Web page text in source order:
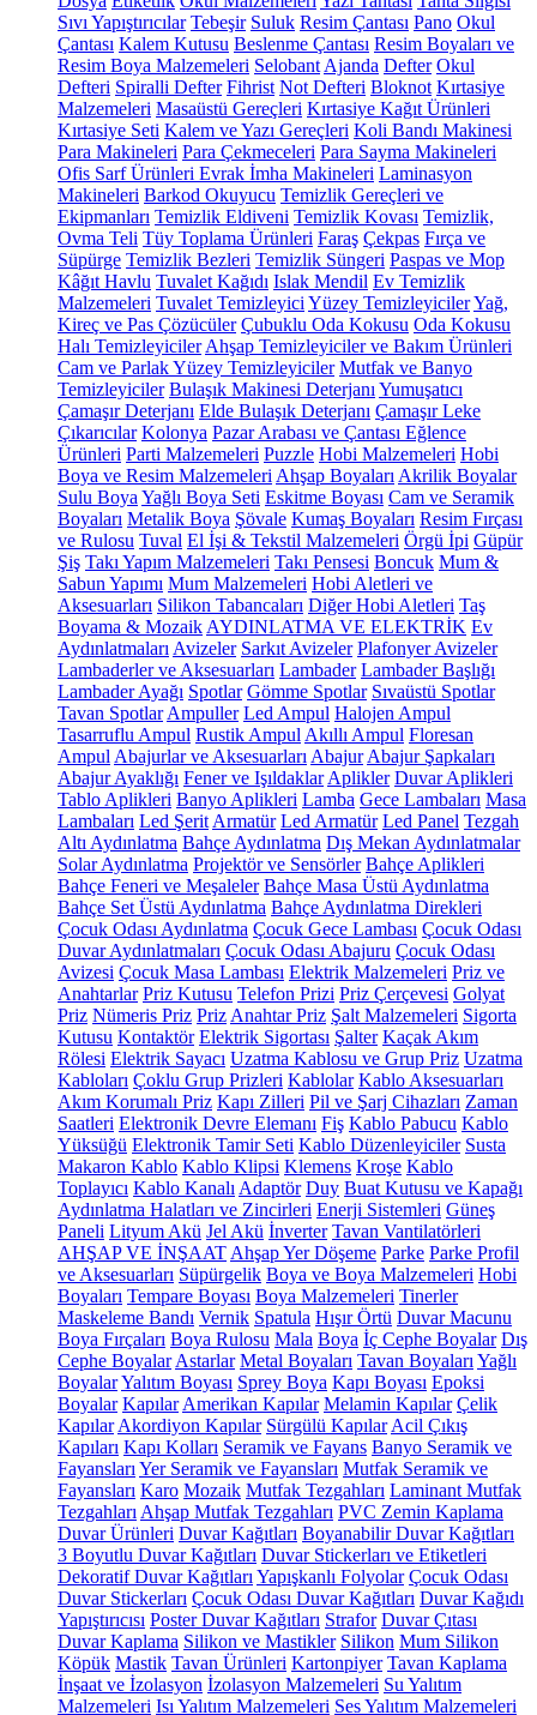
Sıvı Yapıştırıcılar Tebeşir Suluk Resim Çantası Pano Okul
Çantası Kalem Kutusu Beslenme Çantası Resim Boyaları ve
Resim Boya Malzemeleri Selobant Ajanda Defter Okul
Defteri Spiralli Defter Fihrist Not Defteri Bloknot Kırtasiye
Malzemeleri Masaüstü Gereçleri Kırtasiye Kağıt Ürünleri
Kırtasiye Seti Kalem ve Yazı Gereçleri Koli Bandı Makinesi
Para Makineleri Para Çekmeceleri Para Sayma Makineleri
Ofis Sarf Ürünleri Evrak İmha Makineleri Laminasyon
Makineleri Barkod Okuyucu Temizlik Gereçleri ve
Ekipmanları Temizlik Eldiveni Temizlik Kovası Temizlik,
Ovma Teli Tüy Toplama Ürünleri Faraş Çekpas Fırça ve
Süpürge Temizlik Bezleri Temizlik Süngeri Paspas ve Mop
Kâğıt Havlu Tuvalet Kağıdı Islak Mendil Ev Temizlik
Malzemeleri Tuvalet Temizleyici Yüzey TemizleyicilerYağ,
Kireç ve Pas Çözücüler Çubuklu Oda Kokusu Oda Kokusu
Halı Temizleyiciler Ahşap Temizleyiciler ve Bakım Ürünleri
Cam ve Parlak Yüzey Temizleyiciler Mutfak ve Banyo
Temizleyiciler Bulaşık Makinesi Deterjanı Yumuşatıcı
Çamaşır Deterjanı Elde Bulaşık Deterjanı Çamaşır Leke
Çıkarıcılar Kolonya Pazar Arabası ve Çantası Eğlence
Ürünleri Parti Malzemeleri Puzzle Hobi Malzemeleri Hobi
Boya ve Resim Malzemeleri Ahşap Boyaları Akrilik Boyalar
Sulu Boya Yağlı Boya Seti Eskitme Boyası Cam ve Seramik
Boyaları Metalik Boya Şövale Kumaş Boyaları Resim Fırçası
ve Rulosu Tuval El İşi & Tekstil Malzemeleri Örgü İpi Güpür
Şiş Takı Yapım Malzemeleri Takı Pensesi Boncuk Mum &
Sabun Yapımı Mum Malzemeleri Hobi Aletleri ve
Aksesuarları Silikon Tabancaları Diğer Hobi Aletleri Taş
Boyama & Mozaik AYDINLATMA VE ELEKTRİK Ev
Aydınlatmaları Avizeler Sarkıt Avizeler Plafonyer Avizeler
Lambaderler ve Aksesuarları Lambader Lambader Başlığı
Lambader Ayağı Spotlar Gömme Spotlar Sıvaüstü Spotlar
Tavan Spotlar Ampuller Led Ampul Halojen Ampul
Tasarruflu Ampul Rustik Ampul Akıllı Ampul Floresan
Ampul Abajurlar ve Aksesuarları Abajur Abajur Şapkaları
Abajur Ayaklığı Fener ve Işıldaklar Aplikler Duvar Aplikleri
Tablo Aplikleri Banyo Aplikleri Lamba Gece Lambaları Masa
Lambaları Led Şerit Armatür Led Armatür Led Panel Tezgah
Altı Aydınlatma Bahçe Aydınlatma Dış Mekan Aydınlatmalar
Solar Aydınlatma Projektör ve Sensörler Bahçe Aplikleri
Bahçe Feneri ve Meşaleler Bahçe Masa Üstü Aydınlatma
Bahçe Set Üstü Aydınlatma Bahçe Aydınlatma Direkleri
Çocuk Odası Aydınlatma Çocuk Gece Lambası Çocuk Odası
Duvar Aydınlatmaları Çocuk Odası Abajuru Çocuk Odası
Avizesi Çocuk Masa Lambası Elektrik Malzemeleri Priz ve
Anahtarlar Priz Kutusu Telefon Prizi Priz Çerçevesi Golyat
Priz Nümeris Priz Priz Anahtar Priz Şalt Malzemeleri Sigorta
Kutusu Kontaktör Elektrik Sigortası Şalter Kaçak Akım
Rölesi Elektrik Sayacı Uzatma Kablosu ve Grup Priz Uzatma
Kabloları Çoklu Grup Prizleri Kablolar Kablo Aksesuarları
Akım Korumalı Priz Kapı Zilleri Pil ve Şarj Cihazları Zaman
Saatleri Elektronik Devre Elemanı Fiş Kablo Pabucu Kablo
Yüksüğü Elektronik Tamir Seti Kablo Düzenleyiciler Susta
Makaron Kablo Kablo Klipsi Klemens Kroşe Kablo
Toplayıcı Kablo Kanalı Adaptör Duy Buat Kutusu ve Kapağı
Aydınlatma Halatları ve Zincirleri Enerji Sistemleri Güneş
Paneli Lityum Akü Jel Akü İnverter Tavan Vantilatörleri
AHŞAP VE İNŞAAT Ahşap Yer Döşeme Parke Parke Profil
ve Aksesuarları Süpürgelik Boya ve Boya Malzemeleri Hobi
Boyaları Tempare Boyası Boya Malzemeleri Tinerler
Maskeleme Bandı Vernik Spatula Hışır Örtü Duvar Macunu
Boya Fırçaları Boya Rulosu Mala Boya İç Cephe Boyalar Dış
Cephe Boyalar Astarlar Metal Boyaları Tavan Boyaları Yağlı
BoyalarYalıtım Boyası Sprey Boya Kapı Boyası Epoksi
Boyalar Kapılar Amerikan Kapılar Melamin Kapılar Çelik
Kapılar Akordiyon Kapılar Sürgülü Kapılar Acil Çıkış
Kapıları Kapı Kolları Seramik ve Fayans Banyo Seramik ve
Fayansları Yer Seramik ve Fayansları Mutfak Seramik ve
Fayansları Karo Mozaik Mutfak Tezgahları Laminant Mutfak
Tezgahları Ahşap Mutfak Tezgahları PVC Zemin Kaplama
Duvar Ürünleri Duvar Kağıtları Boyanabilir Duvar Kağıtları
3 Boyutlu Duvar Kağıtları Duvar Stickerları ve Etiketleri
Dekoratif Duvar Kağıtları Yapışkanlı Folyolar Çocuk Odası
Duvar Stickerları Çocuk Odası Duvar Kağıtları Duvar Kağıdı
Yapıştırıcısı Poster Duvar Kağıtları Strafor Duvar Çıtası
Duvar Kaplama Silikon ve Mastikler Silikon Mum Silikon
Köpük Mastik Tavan Ürünleri Kartonpiyer Tavan Kaplama
İnşaat ve İzolasyon İzolasyon Malzemeleri Su Yalıtım
Malzemeleri Isı Yalıtım Malzemeleri Ses Yalıtım Malzemeleri